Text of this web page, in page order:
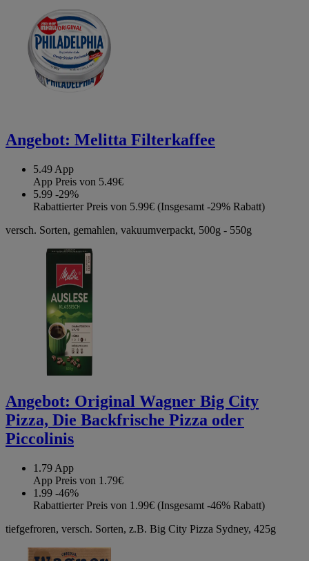
Angebot: Melitta Filterkaffee
5.49 App
App Preis von 5.49€
5.99 -29%
Rabattierter Preis von 5.99€ (Insgesamt -29% Rabatt)
versch. Sorten, gemahlen, vakuumverpackt, 500g - 550g
Angebot: Original Wagner Big City
Pizza, Die Backfrische Pizza oder
Piccolinis
1.79 App
App Preis von 1.79€
1.99 -46%
Rabattierter Preis von 1.99€ (Insgesamt -46% Rabatt)
tiefgefroren, versch. Sorten, z.B. Big City Pizza Sydney, 425g